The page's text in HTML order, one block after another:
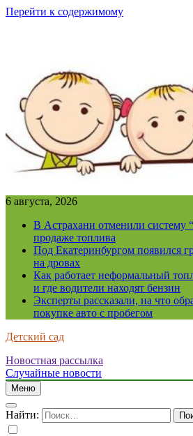
Перейти к содержимому
6 августа, 2026
В Астрахани отменили систему
продаже топлива
Под Екатеринбургом появился
на дровах
Как работает неформальный
и где водители находят бензин
Эксперты рассказали, на что
покупке авто с пробегом
Детский сад
Новостная рассылка
Случайные новости
Меню
Найти: